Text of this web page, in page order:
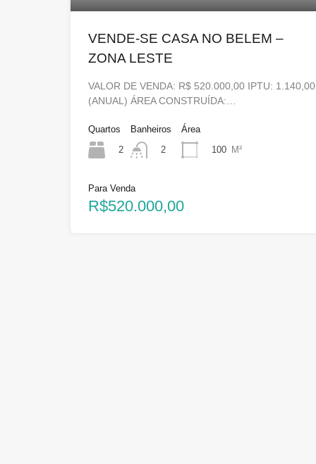
VENDE-SE CASA NO BELEM –
ZONA LESTE
VALOR DE VENDA: R$ 520.000,00 IPTU: 1.140,00
(ANUAL) ÁREA CONSTRUÍDA:…
Quartos
2
Banheiros
2
Área
100 M²
Para Venda
R$520.000,00